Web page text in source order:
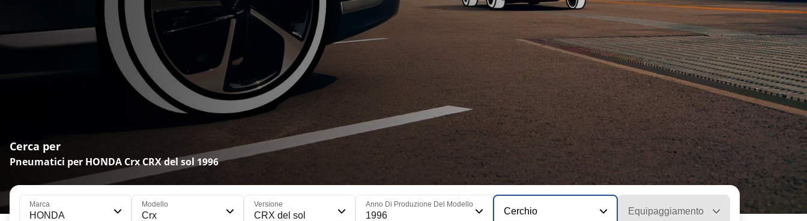
Cerca per
Pneumatici per HONDA Crx CRX del sol 1996
Marca
HONDA
Modello
Crx
Versione
CRX del sol
Anno Di Produzione Del Modello
1996 Cerchio Equipaggiamento